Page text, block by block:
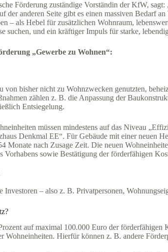
Förderung zuständige Vorständin der KfW,
der anderen Seite gibt es einen massiven Bedarf
– als Hebel für zusätzlichen Wohnraum,
suchen, und ein kräftiger Impuls für starke,
„Gewerbe zu Wohnen“:
bisher nicht zu Wohnzwecken genutzten,
zählen z. B. die Anpassung der
Entsiegelung.
müssen mindestens auf das Niveau
Denkmal EE“. Für Gebäude mit einer neuen
Monate nach Zusage Zeit. Die neuen
Vorhabens sowie Bestätigung der förderfähigen
Investoren – also z. B. Privatpersonen,
auf maximal 100.000 Euro der
Wohneinheiten. Hierfür können z. B. andere